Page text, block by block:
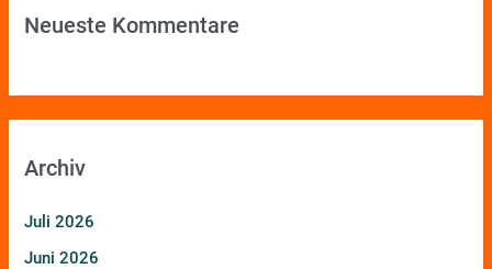
Neueste Kommentare
Archiv
Juli 2026
Juni 2026